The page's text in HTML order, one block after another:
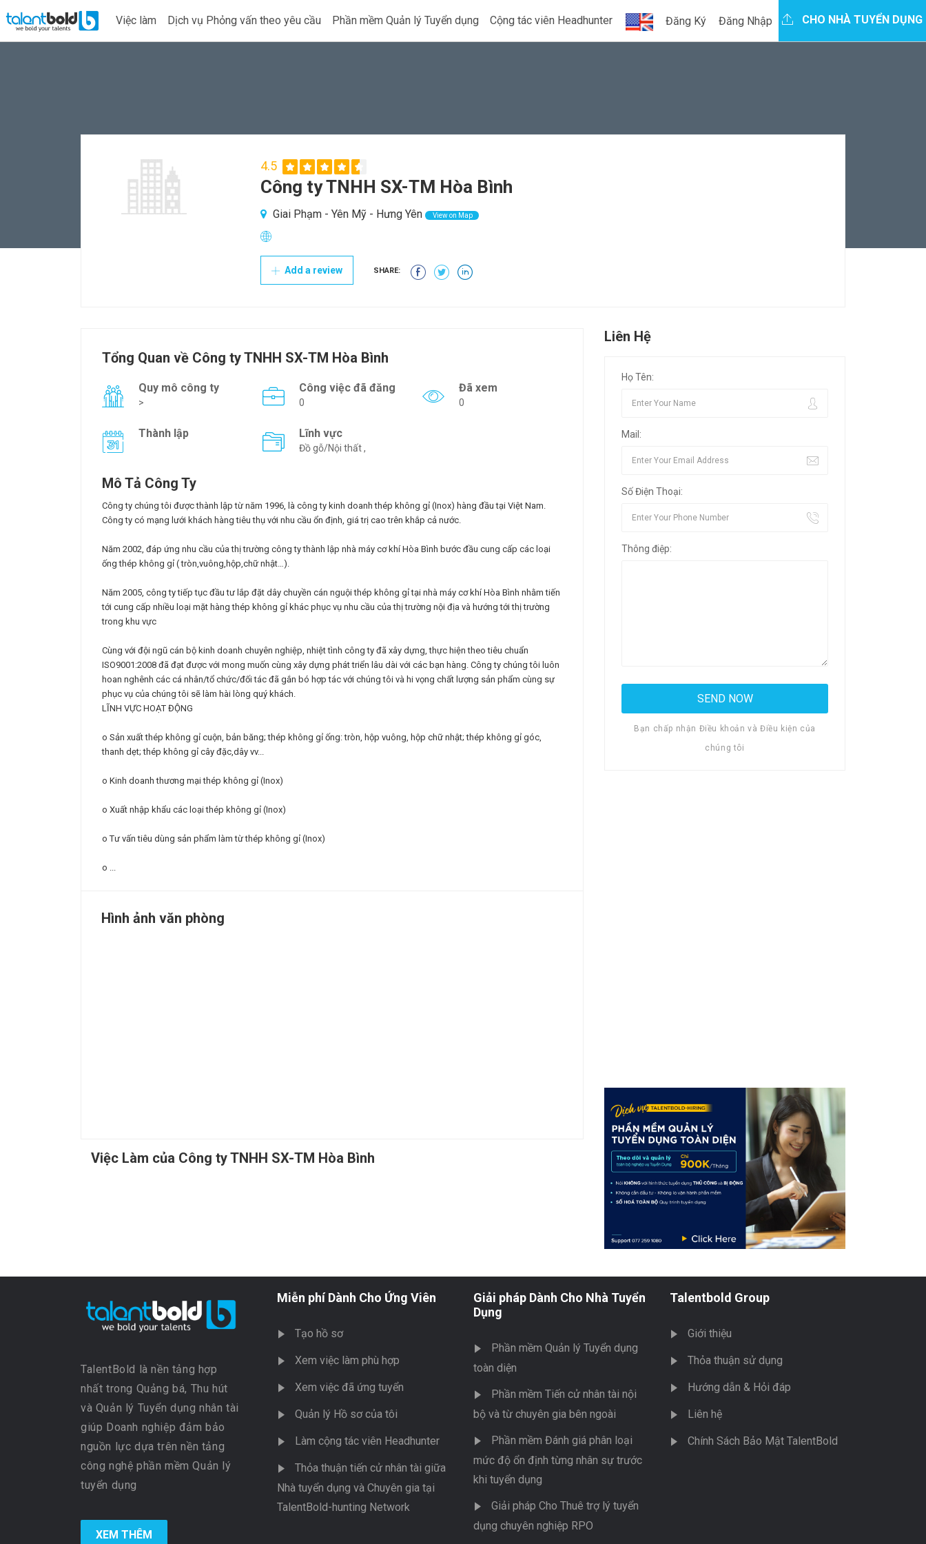
Việc làm Dịch vụ Phỏng vấn theo yêu cầu Phần mềm Quản lý Tuyển dụng Cộng tác viên Headhunter Đăng Ký Đăng Nhập CHO NHÀ TUYỂN DỤNG
4.5
Công ty TNHH SX-TM Hòa Bình
Giai Phạm - Yên Mỹ - Hưng Yên View on Map
Add a review SHARE:
Tổng Quan về Công ty TNHH SX-TM Hòa Bình
Quy mô công ty
>
Công việc đã đăng
0
Đã xem
0
Thành lập Lĩnh vực
Đồ gỗ/Nội thất ,
Mô Tả Công Ty
Công ty chúng tôi được thành lập từ năm 1996, là công ty kinh doanh thép không gỉ (Inox) hàng đầu tại Việt Nam.
Công ty có mạng lưới khách hàng tiêu thụ với nhu cầu ổn định, giá trị cao trên khắp cả nước.
Năm 2002, đáp ứng nhu cầu của thị trường công ty thành lập nhà máy cơ khí Hòa Bình bước đầu cung cấp các loại
ống thép không gỉ ( tròn,vuông,hộp,chữ nhật…).
Năm 2005, công ty tiếp tục đầu tư lắp đặt dây chuyền cán nguội thép không gỉ tại nhà máy cơ khí Hòa Bình nhằm tiến
tới cung cấp nhiều loại mặt hàng thép không gỉ khác phục vụ nhu cầu của thị trường nội địa và hướng tới thị trường
trong khu vực
Cùng với đội ngũ cán bộ kinh doanh chuyên nghiệp, nhiệt tình công ty đã xây dựng, thực hiện theo tiêu chuẩn
ISO9001:2008 đã đạt được với mong muốn cùng xây dựng phát triển lâu dài với các bạn hàng. Công ty chúng tôi luôn
hoan nghênh các cá nhân/tổ chức/đối tác đã gắn bó hợp tác với chúng tôi và hi vọng chất lượng sản phẩm cùng sự
phục vụ của chúng tôi sẽ làm hài lòng quý khách.
LĨNH VỰC HOẠT ĐỘNG
o Sản xuất thép không gỉ cuộn, bản băng; thép không gỉ ống: tròn, hộp vuông, hộp chữ nhật; thép không gỉ góc,
thanh dẹt; thép không gỉ cây đặc,dây vv...
o Kinh doanh thương mại thép không gỉ (Inox)
o Xuất nhập khẩu các loại thép không gỉ (Inox)
o Tư vấn tiêu dùng sản phẩm làm từ thép không gỉ (Inox)
o ...
Hình ảnh văn phòng
Việc Làm của Công ty TNHH SX-TM Hòa Bình
Liên Hệ
Họ Tên:
Mail:
Số Điện Thoại:
Thông điệp:
Bạn chấp nhận Điều khoản và Điều kiện của
chúng tôi
TalentBold là nền tảng hợp
nhất trong Quảng bá, Thu hút
và Quản lý Tuyển dụng nhân tài
giúp Doanh nghiệp đảm bảo
nguồn lực dựa trên nền tảng
công nghệ phần mềm Quản lý
tuyển dụng
XEM THÊM
Miễn phí Dành Cho Ứng Viên
Tạo hồ sơ
Xem việc làm phù hợp
Xem việc đã ứng tuyển
Quản lý Hồ sơ của tôi
Làm cộng tác viên Headhunter
Thỏa thuận tiến cử nhân tài giữa
Nhà tuyển dụng và Chuyên gia tại
TalentBold-hunting Network
Giải pháp Dành Cho Nhà Tuyển
Dụng
Phần mềm Quản lý Tuyển dụng
toàn diện
Phần mềm Tiến cử nhân tài nội
bộ và từ chuyên gia bên ngoài
Phần mềm Đánh giá phân loại
mức độ ổn định từng nhân sự trước
khi tuyển dụng
Giải pháp Cho Thuê trợ lý tuyển
dụng chuyên nghiệp RPO
Talentbold Group
Giới thiệu
Thỏa thuận sử dụng
Hướng dẫn & Hỏi đáp
Liên hệ
Chính Sách Bảo Mật TalentBold